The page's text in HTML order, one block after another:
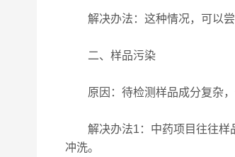
解决办法：这种情况，可以尝
二、样品污染
原因：待检测样品成分复杂，
解决办法1：中药项目往往样品
冲洗。